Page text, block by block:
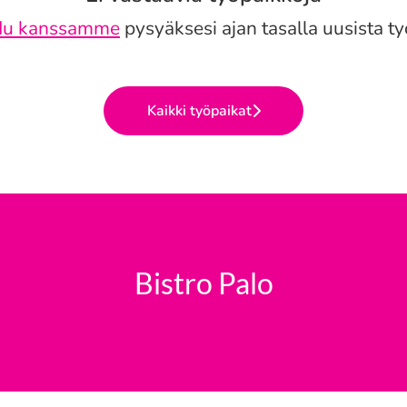
kanssamme pysyäksesi ajan tasalla uusista
Kaikki työpaikat
Bistro Palo